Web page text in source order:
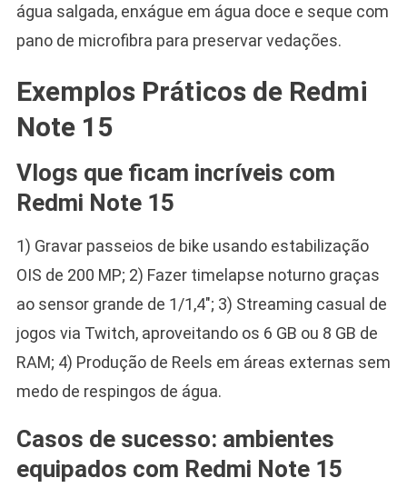
água salgada, enxágue em água doce e seque com
pano de microfibra para preservar vedações.
Exemplos Práticos de Redmi
Note 15
Vlogs que ficam incríveis com
Redmi Note 15
1) Gravar passeios de bike usando estabilização
OIS de 200 MP; 2) Fazer timelapse noturno graças
ao sensor grande de 1/1,4″; 3) Streaming casual de
jogos via Twitch, aproveitando os 6 GB ou 8 GB de
RAM; 4) Produção de Reels em áreas externas sem
medo de respingos de água.
Casos de sucesso: ambientes
equipados com Redmi Note 15